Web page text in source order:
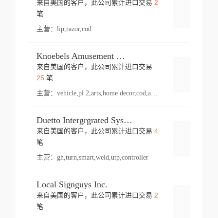
来自美国的客户，此公司累计进口交易 2
笔
主营： lip,razor,cod
Knoebels Amusement Resort
来自美国的客户，此公司累计进口交易
25笔
主营： vehicle,pl 2,arts,home decor,cod,amusement ride,sea
Duetto Intergrgrated Systems Inc.
来自美国的客户，此公司累计进口交易 4
笔
主营： gh,turn,smart,weld,utp,controller
Local Signguys Inc.
来自美国的客户，此公司累计进口交易 2
笔